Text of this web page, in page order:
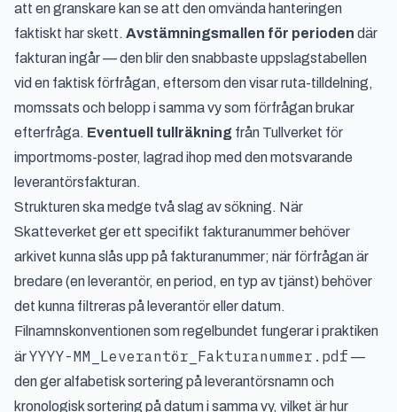
att en granskare kan se att den omvända hanteringen
faktiskt har skett. Avstämningsmallen för perioden där
fakturan ingår — den blir den snabbaste uppslagstabellen
vid en faktisk förfrågan, eftersom den visar ruta-tilldelning,
momssats och belopp i samma vy som förfrågan brukar
efterfråga. Eventuell tullräkning från Tullverket för
importmoms-poster, lagrad ihop med den motsvarande
leverantörsfakturan.
Strukturen ska medge två slag av sökning. När
Skatteverket ger ett specifikt fakturanummer behöver
arkivet kunna slås upp på fakturanummer; när förfrågan är
bredare (en leverantör, en period, en typ av tjänst) behöver
det kunna filtreras på leverantör eller datum.
Filnamnskonventionen som regelbundet fungerar i praktiken
ärYYYY-MM_Leverantör_Fakturanummer.pdf —
den ger alfabetisk sortering på leverantörsnamn och
kronologisk sortering på datum i samma vy, vilket är hur